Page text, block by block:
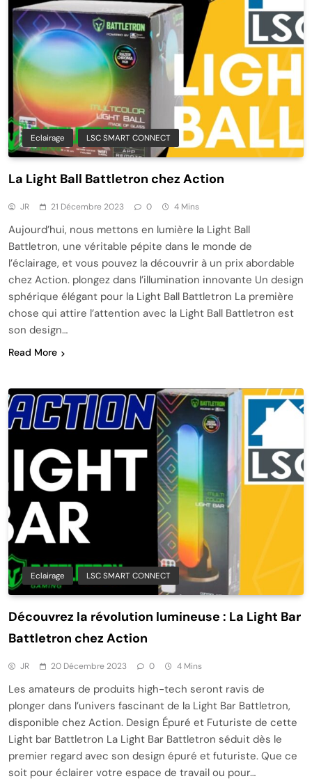
Eclairage LSC SMART CONNECT
La Light Ball Battletron chez Action
JR 21 Décembre 2023 0 4 Mins
Aujourd’hui, nous mettons en lumière la Light Ball
Battletron, une véritable pépite dans le monde de
l’éclairage, et vous pouvez la découvrir à un prix abordable
chez Action. plongez dans l’illumination innovante Un design
sphérique élégant pour la Light Ball Battletron La première
chose qui attire l’attention avec la Light Ball Battletron est
son design…
Read More
Eclairage LSC SMART CONNECT
Découvrez la révolution lumineuse : La Light Bar
Battletron chez Action
JR 20 Décembre 2023 0 4 Mins
Les amateurs de produits high-tech seront ravis de
plonger dans l’univers fascinant de la Light Bar Battletron,
disponible chez Action. Design Épuré et Futuriste de cette
Light bar Battletron La Light Bar Battletron séduit dès le
premier regard avec son design épuré et futuriste. Que ce
soit pour éclairer votre espace de travail ou pour…